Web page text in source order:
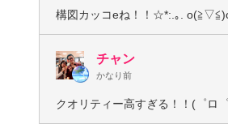
構図カッコeね！！☆*:.｡.
チャン
かなり前
クオリティー高すぎる！！(゜ロ